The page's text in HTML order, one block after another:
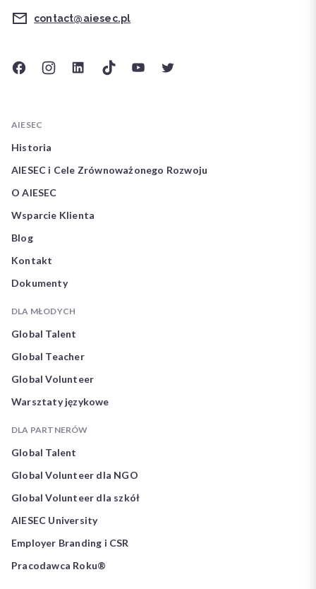
contact@aiesec.pl
AIESEC
Historia
AIESEC i Cele Zrównoważonego Rozwoju
O AIESEC
Wsparcie Klienta
Blog
Kontakt
Dokumenty
DLA MŁODYCH
Global Talent
Global Teacher
Global Volunteer
Warsztaty językowe
DLA PARTNERÓW
Global Talent
Global Volunteer dla NGO
Global Volunteer dla szkół
AIESEC University
Employer Branding i CSR
Pracodawca Roku®